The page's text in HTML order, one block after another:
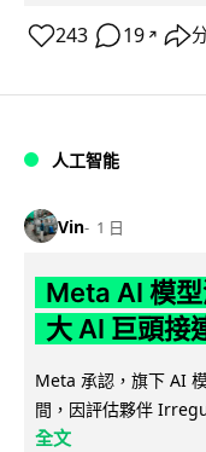
243 19 ↗
人工智能
Vin 1 日
Meta AI 模
大 AI 巨頭接
Meta 承認，旗下 AI
間，因評估夥伴
全文